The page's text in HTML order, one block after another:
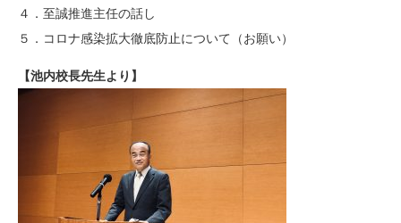
４．至誠推進主任の話し
５．コロナ感染拡大徹底防止について（お願い）
【池内校長先生より】